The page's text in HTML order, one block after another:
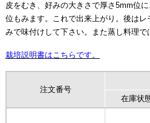
皮をむき、好みの大きさで厚さ5mm位
位もみます。これで出来上がり。後は
みで味付けして下さい。また蒸し料理で
栽培説明書はこちらです。
注文番号
在庫状